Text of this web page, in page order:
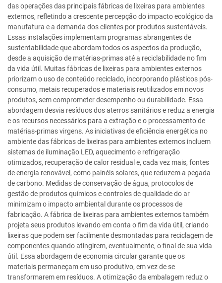
das operações das principais fábricas de lixeiras para ambientes
externos, refletindo a crescente percepção do impacto ecológico da
manufatura e a demanda dos clientes por produtos sustentáveis.
Essas instalações implementam programas abrangentes de
sustentabilidade que abordam todos os aspectos da produção,
desde a aquisição de matérias-primas até a reciclabilidade no fim
da vida útil. Muitas fábricas de lixeiras para ambientes externos
priorizam o uso de conteúdo reciclado, incorporando plásticos pós-
consumo, metais recuperados e materiais reutilizados em novos
produtos, sem comprometer desempenho ou durabilidade. Essa
abordagem desvia resíduos dos aterros sanitários e reduz a energia
e os recursos necessários para a extração e o processamento de
matérias-primas virgens. As iniciativas de eficiência energética no
ambiente das fábricas de lixeiras para ambientes externos incluem
sistemas de iluminação LED, aquecimento e refrigeração
otimizados, recuperação de calor residual e, cada vez mais, fontes
de energia renovável, como painéis solares, que reduzem a pegada
de carbono. Medidas de conservação de água, protocolos de
gestão de produtos químicos e controles de qualidade do ar
minimizam o impacto ambiental durante os processos de
fabricação. A fábrica de lixeiras para ambientes externos também
projeta seus produtos levando em conta o fim da vida útil, criando
lixeiras que podem ser facilmente desmontadas para reciclagem de
componentes quando atingirem, eventualmente, o final de sua vida
útil. Essa abordagem de economia circular garante que os
materiais permaneçam em uso produtivo, em vez de se
transformarem em resíduos. A otimização da embalagem reduz o